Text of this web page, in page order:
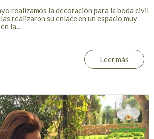
realizamos la decoración para la boda civil
realizaron su enlace en un espacio muy
la...
Leer más